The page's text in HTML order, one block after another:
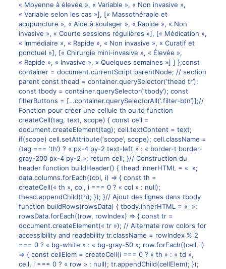
« Moyenne à élevée », « Variable », « Non invasive »,
« Variable selon les cas »], [« Massothérapie et
acupuncture », « Aide à soulager », « Rapide », « Non
invasive », « Courte sessions régulières »], [« Médication »,
« Immédiaire », « Rapide », « Non invasive », « Curatif et
ponctuel »], [« Chirurgie mini-invasive », « Élevée »,
« Rapide », « Invasive », « Quelques semaines »] ] };const
container = document.currentScript.parentNode; // section
parent const thead = container.querySelector(‘thead tr’);
const tbody = container.querySelector(‘tbody’); const
filterButtons = […container.querySelectorAll(‘.filter-btn’)];//
Fonction pour créer une cellule th ou td function
createCell(tag, text, scope) { const cell =
document.createElement(tag); cell.textContent = text;
if(scope) cell.setAttribute(‘scope’, scope); cell.className =
(tag === ‘th’) ? « px-4 py-2 text-left » : « border-t border-
gray-200 px-4 py-2 »; return cell; }// Construction du
header function buildHeader() { thead.innerHTML = « »;
data.columns.forEach((col, i) => { const th =
createCell(« th », col, i === 0 ? « col » : null);
thead.appendChild(th); }); }// Ajout des lignes dans tbody
function buildRows(rowsData) { tbody.innerHTML = « »;
rowsData.forEach((row, rowIndex) => { const tr =
document.createElement(« tr »); // Alternate row colors for
accessibility and readability tr.className = rowIndex % 2
=== 0 ? « bg-white » : « bg-gray-50 »; row.forEach((cell, i)
=> { const cellElem = createCell(i === 0 ? « th » : « td »,
cell, i === 0 ? « row » : null); tr.appendChild(cellElem); });